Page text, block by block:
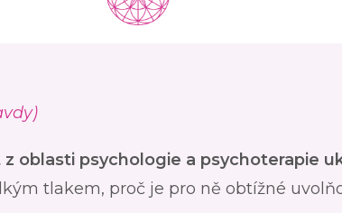
oblasti psychologie a psychoterapie
tlakem, proč je pro ně obtížné